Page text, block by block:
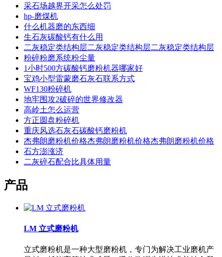
采石场越界开采怎么处罚
hp-磨煤机
什么机器磨的东西细
生石灰碳酸钙有什么用
二灰稳定类结构层二灰稳定类结构层二灰稳定类结构层
粉碎粉磨系统粉尘量
1小时500方碳酸钙磨粉机器哪家好
宝鸡小型雷蒙磨石灰石联系方式
WF130粉碎机
地牢围攻2破碎的世界修改器
高岭土怎么运营
方正圆盘粉碎机
重庆风选石灰石碳酸钙磨粉机
杰弗朗磨粉机价格杰弗朗磨粉机价格杰弗朗磨粉机价格
石方澎涨济
二灰碎石配合比具体用量
产品
LM 立式磨粉机
立式磨粉机是一种大型磨粉机，专门为解决工业磨机产